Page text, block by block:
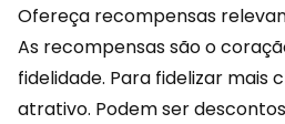
Ofereça recompensas
As recompensas são o
fidelidade. Para fidelizar mais
atrativo. Podem serdescontos